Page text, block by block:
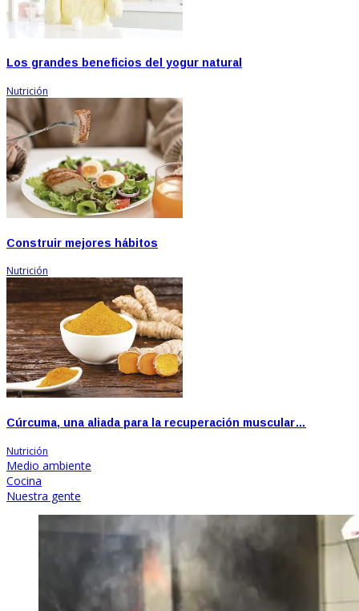
Los grandes beneficios del yogur natural
Nutrición
Construir mejores hábitos
Nutrición
Cúrcuma, una aliada para la recuperación muscular…
Nutrición
Medio ambiente
Cocina
Nuestra gente